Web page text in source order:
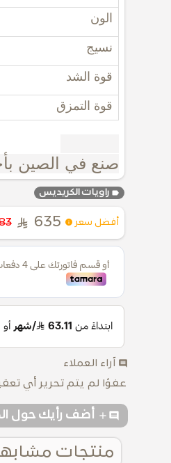
الون
نسيج
قوة الشد
قوة التمزق
صنع في الصين
label راويات الكريديس
أفضل سعر 635
comment
آراء العملاء
عفوًا لم يتم تحرير أي
addcomment أضف رأيك حول
منتجات